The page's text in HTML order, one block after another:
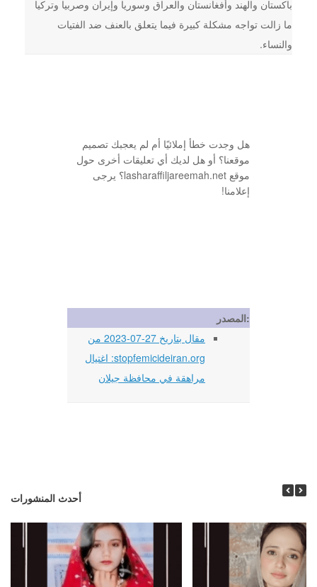
باكستان والهند وأفغانستان والعراق وسوريا وإيران وصربيا وتركيا
ما زالت تواجه مشكلة كبيرة فيما يتعلق بالعنف ضد الفتيات
والنساء.
هل وجدت خطأ إملائيًا أم لم يعجبك تصميم
موقعنا؟ أو هل لديك أي تعليقات أخرى حول
موقع lasharaffiljareemah.net؟ يرجى
إعلامنا!
المصدر:
مقال بتاريخ 27-07-2023 من
stopfemicideiran.org: اغتيال
مراهقة في محافظة جيلان
أحدث المنشورات